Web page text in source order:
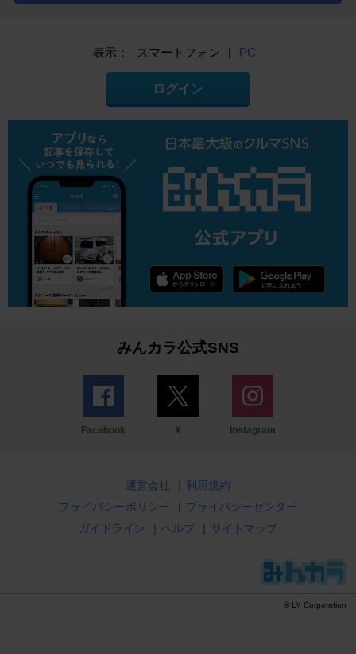
表示： スマートフォン | PC
ログイン
みんカラ公式SNS
Facebook X Instagram
運営会社 | 利用規約
プライバシーポリシー
| プライバシーセンター
ガイドライン
| ヘルプ | サイトマップ
© LY Corporation